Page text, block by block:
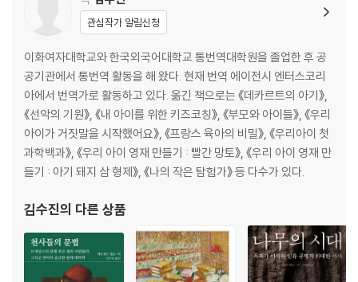
관심작가 알림신청
이화여자대학교와 한국외국어대학교 통번역대학원을 졸업한 후 공
공기관에서 통번역 활동을 해 왔다. 현재 번역 에이전시 엔터스코리
아에서 번역가로 활동하고 있다. 옮긴 책으로는 《데카르트의 아기》,
《선악의 기원》, 《내 아이를 위한 키즈코칭》, 《부모와 아이들》, 《우리
아이가 거짓말을 시작했어요》, 《프랑스 육아의 비밀》, 《우리아이 첫
과학백과》, 《우리 아이 영재 만들기 : 빨간 망토》, 《우리 아이 영재 만
들기 : 아기 돼지 삼 형제》, 《나의 작은 탐험가》 등 다수가 있다.
김수진의 다른 상품